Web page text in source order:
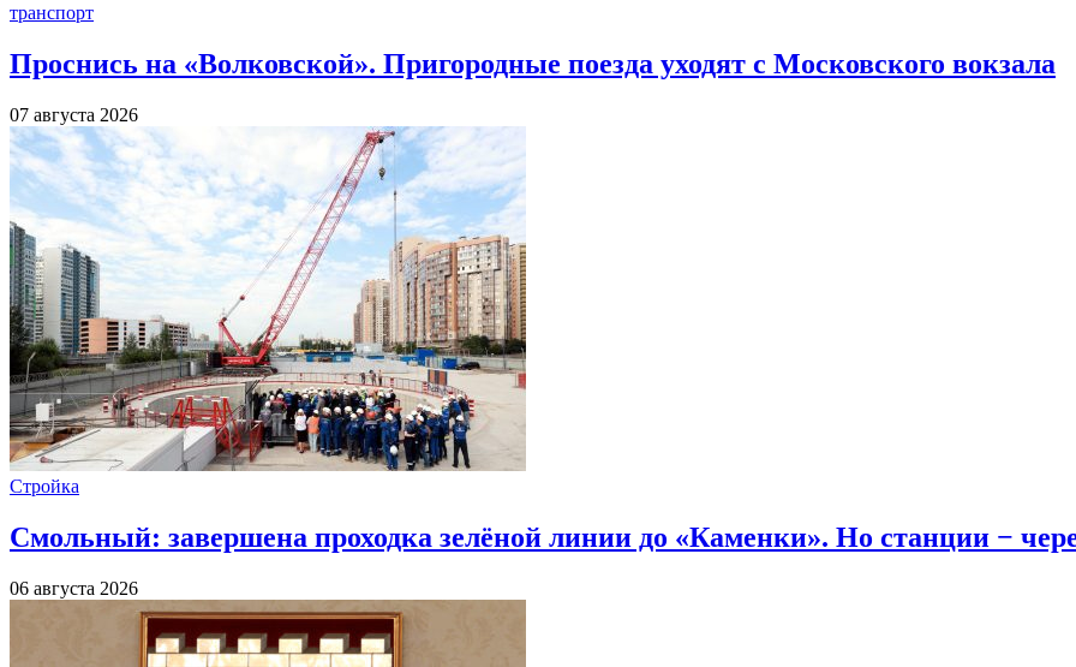
транспорт
Проснись на «Волковской». Пригородные поезда уходят с Московского вокзала
07 августа 2026
Стройка
Смольный: завершена проходка зелёной линии до «Каменки». Но станции −
06 августа 2026